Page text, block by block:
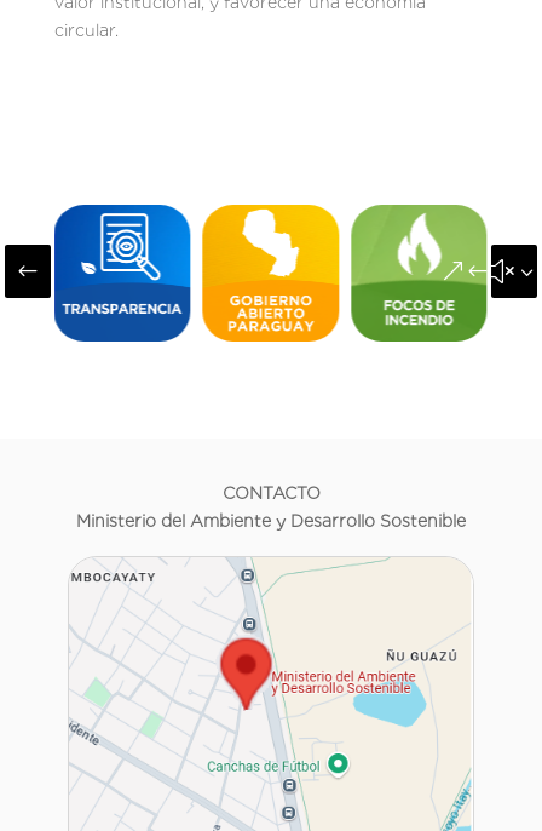
circular.
#
CONTACTO
Ministerio del Ambiente y Desarrollo Sostenible